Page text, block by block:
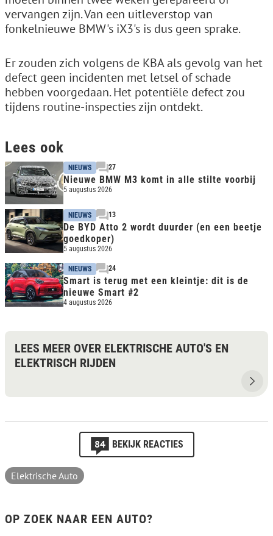
vervangen zijn. Van een uitleverstop van
fonkelnieuwe BMW's iX3's is dus geen sprake.
Er zouden zich volgens de KBA als gevolg van het
defect geen incidenten met letsel of schade
hebben voorgedaan. Het potentiële defect zou
tijdens routine-inspecties zijn ontdekt.
Lees ook
NIEUWS 27
Nieuwe BMW M3 komt in alle stilte voorbij
5 augustus 2026
NIEUWS 13
De BYD Atto 2 wordt duurder (en een beetje
goedkoper)
5 augustus 2026
NIEUWS 24
Smart is terug met een kleintje: dit is de
nieuwe Smart #2
4 augustus 2026
LEES MEER OVER ELEKTRISCHE AUTO'S EN
ELEKTRISCH RIJDEN
84 BEKIJK REACTIES
Elektrische Auto
OP ZOEK NAAR EEN AUTO?